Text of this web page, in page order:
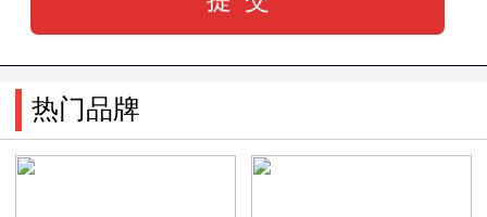
来越多，越来越复杂，可以说是严峻而又普遍，
针对这个此类问题，为了更好的服务于中国宝
宝，为中国宝宝的足部健康问题带来更多的解决
热门品牌